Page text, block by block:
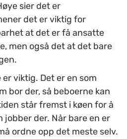
sier det er
det er viktig for
at det er få ansatte
men også det at det bare
viktig. Det er en som
bor der, så beboerne kan
står fremst i køen for å
jobber der. Når bare en er
ordne opp det meste selv.